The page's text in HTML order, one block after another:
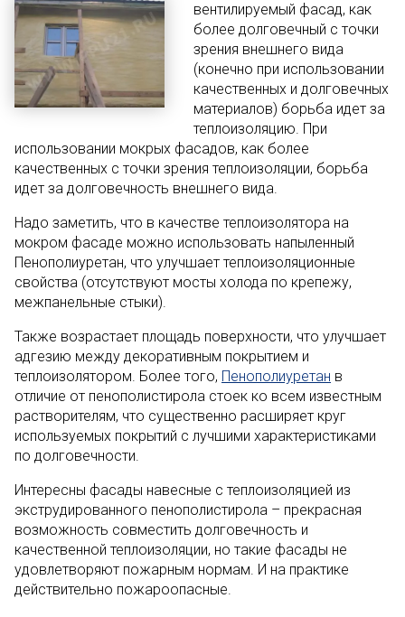
вентилируемый фасад, как
более долговечный с точки
зрения внешнего вида
(конечно при использовании
качественных и долговечных
материалов) борьба идет за
теплоизоляцию. При
использовании мокрых фасадов, как более
качественных с точки зрения теплоизоляции, борьба
идет за долговечность внешнего вида.
Надо заметить, что в качестве теплоизолятора на
мокром фасаде можно использовать напыленный
Пенополиуретан, что улучшает теплоизоляционные
свойства (отсутствуют мосты холода по крепежу,
межпанельные стыки).
Также возрастает площадь поверхности, что улучшает
адгезию между декоративным покрытием и
теплоизолятором. Более того, Пенополиуретан в
отличие от пенополистирола стоек ко всем известным
растворителям, что существенно расширяет круг
используемых покрытий с лучшими характеристиками
по долговечности.
Интересны фасады навесные с теплоизоляцией из
экструдированного пенополистирола – прекрасная
возможность совместить долговечность и
качественной теплоизоляции, но такие фасады не
удовлетворяют пожарным нормам. И на практике
действительно пожароопасные.